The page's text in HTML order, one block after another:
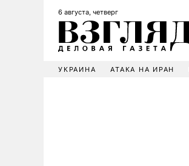
6 августа, четверг
УКРАИНА АТАКА НА ИРАН